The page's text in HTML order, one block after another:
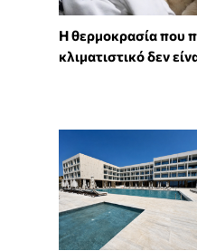
Η θερμοκρασία που
κλιματιστικό δεν